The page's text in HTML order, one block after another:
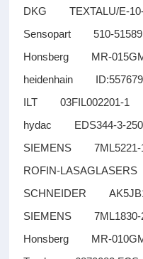
DKG TEXTALU/E-
Sensopart 510-
Honsberg MR-
heidenhain
ILT 03FIL002201-1
hydac EDS344-3-
SIEMENS 7ML5221-
ROFIN-
SCHNEIDER
SIEMENS
Honsberg MR-